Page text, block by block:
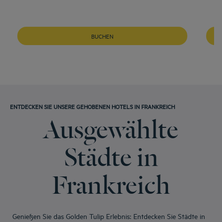
BUCHEN
ENTDECKEN SIE UNSERE GEHOBENEN HOTELS IN FRANKREICH
Ausgewählte
Städte in
Frankreich
Genießen Sie das Golden Tulip Erlebnis: Entdecken Sie Städte in